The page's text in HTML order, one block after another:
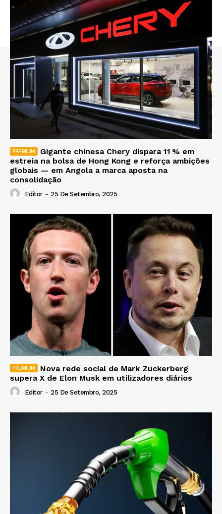
Gigante chinesa Chery dispara 11 % em
estreia na bolsa de Hong Kong e reforça ambições
globais — em Angola a marca aposta na
consolidação
Editor - 25 De Setembro, 2025
Nova rede social de Mark Zuckerberg
supera X de Elon Musk em utilizadores diários
Editor - 25 De Setembro, 2025